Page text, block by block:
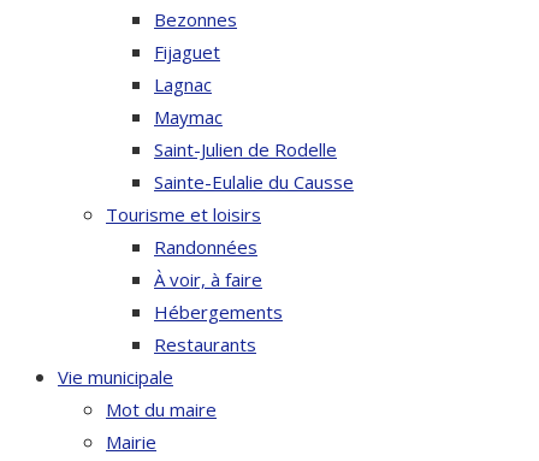
Bezonnes
Fijaguet
Lagnac
Maymac
Saint-Julien de Rodelle
Sainte-Eulalie du Causse
Tourisme et loisirs
Randonnées
À voir, à faire
Hébergements
Restaurants
Vie municipale
Mot du maire
Mairie